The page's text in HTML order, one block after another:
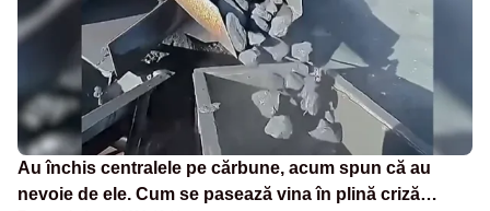
Au închis centralele pe cărbune, acum spun că au
nevoie de ele. Cum se pasează vina în plină criză